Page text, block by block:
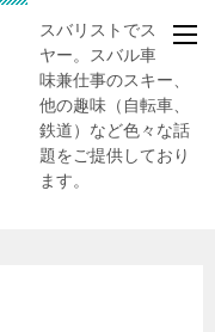
スバリストでスキー
ヤー。スバル車、趣
味兼仕事のスキー、
他の趣味（自転車、
鉄道）など色々な話
題をご提供しており
ます。